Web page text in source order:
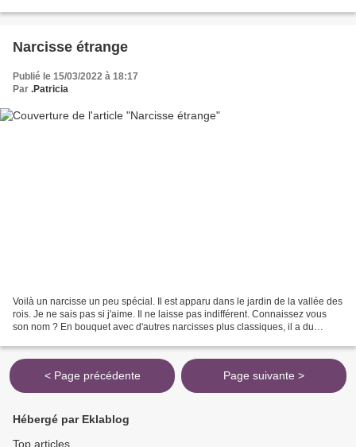
Narcisse étrange
Publié le 15/03/2022 à 18:17
Par .Patricia
Voilà un narcisse un peu spécial. Il est apparu dans le jardin de la vallée des
rois. Je ne sais pas si j'aime. Il ne laisse pas indifférent. Connaissez vous
son nom ? En bouquet avec d'autres narcisses plus classiques, il a du
< Page précédente Page suivante >
Hébergé par Eklablog
Top articles